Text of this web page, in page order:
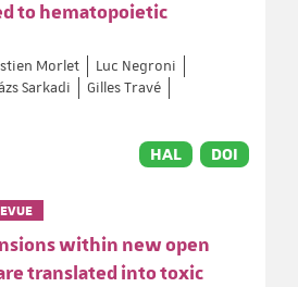
to hematopoietic
Morlet
Luc Negroni
Sarkadi
Gilles Travé
HAL DOI
within new open
translated into toxic